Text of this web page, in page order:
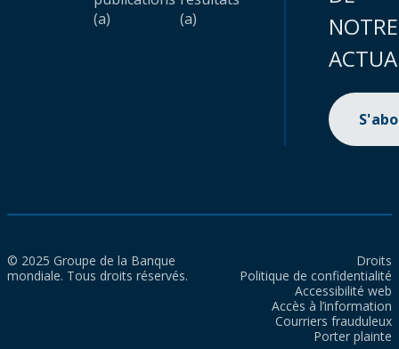
(a)
(a)
NOTRE
© 2025 Groupe de la Banque
mondiale. Tous droits réservés.
Droits
Politique de confidentialité
Accessibilité web
Accès à l’information
Courriers frauduleux
Porter plainte